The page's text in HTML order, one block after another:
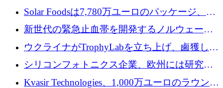
3 億 2,000 万ドルを調達、米国に投資
Solar Foodsは7,780万ユーロのパッケージ、5
億ユーロの防衛および二重用途成長基金EDM
を開始、ヨーロッパのシリコンフォトニクス
に警告
新世代の緊急止血帯を開発するノルウェーの
スタートアップ企業を紹介する
ウクライナがTrophyLabを立ち上げ、鹵獲した
ロシア兵器を戦場の研究開発プラットフォー
ムに変える
シリコンフォトニクス企業、欧州には研究を
商業的に成功させるためのインフラが不足し
Kvasir Technologies、1,000万ユーロのラウンド